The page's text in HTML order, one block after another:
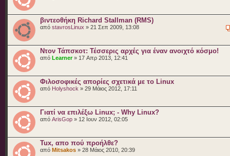
βιντεοθήκη Richard Stallman (RMS)
από stavrosLinux » 21 Σεπ 2009, 13:08
Ντον Τάπσκοτ: Τέσσερις αρχές για έναν ανοιχτό κόσμο!
από Learner» 17 Απρ 2013, 12:41
Φιλοσοφικές απορίες σχετικά με το Linux
από Holyshock » 29 Μάιος 2012, 17:11
Γιατί να επιλέξω Linux; - Why Linux?
από ArisGop » 12 Ιουν 2012, 02:05
Tux, απο πού προήλθε?
από Mitsakos » 28 Μάιος 2010, 20:39